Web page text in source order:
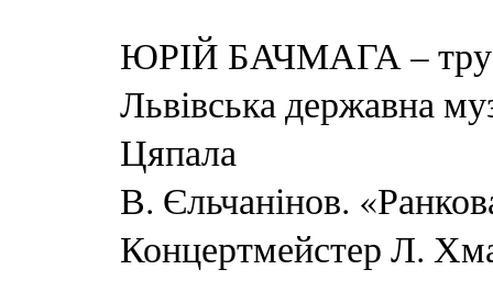
ЮРІЙ БАЧМАГА –
Львівська державна
Цяпала
В. Єльчанінов.
Концертмейстер Л.